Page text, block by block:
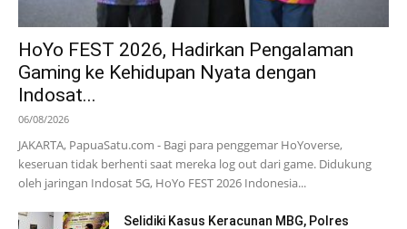
HoYo FEST 2026, Hadirkan Pengalaman
Gaming ke Kehidupan Nyata dengan
Indosat...
06/08/2026
JAKARTA, PapuaSatu.com - Bagi para penggemar HoYoverse,
keseruan tidak berhenti saat mereka log out dari game. Didukung
oleh jaringan Indosat 5G, HoYo FEST 2026 Indonesia...
Selidiki Kasus Keracunan MBG, Polres